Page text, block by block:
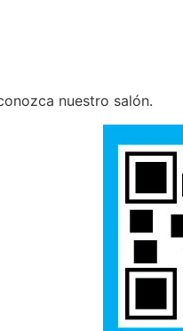
nuestro salón.